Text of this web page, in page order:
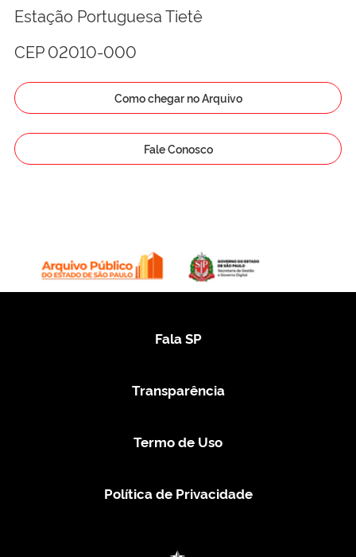
Estação Portuguesa Tietê
CEP 02010-000
Como chegar no Arquivo
Fale Conosco
Fala SP
Transparência
Termo de Uso
Política de Privacidade